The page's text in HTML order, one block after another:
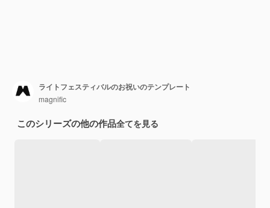
ライトフェスティバルのお祝いのテンプレート
magnific
このシリーズの他の作品全てを見る